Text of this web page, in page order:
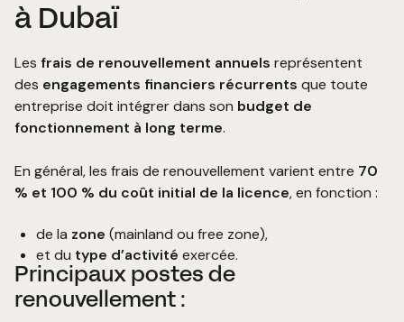
à Dubaï
Les frais de renouvellement annuels représentent
des engagements financiers récurrents que toute
entreprise doit intégrer dans son budget de
fonctionnement à long terme.
En général, les frais de renouvellement varient entre 70
% et 100 % du coût initial de la licence, en fonction :
de la zone (mainland ou free zone),
et du type d’activité exercée.
Principaux postes de
renouvellement :